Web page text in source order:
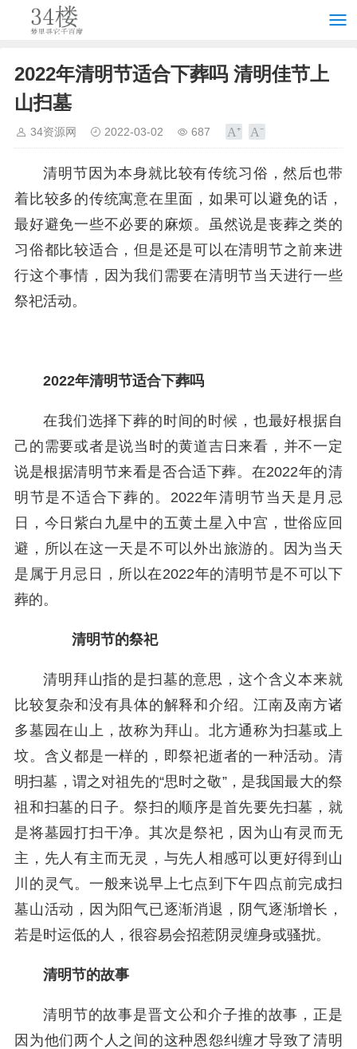
2022年清明节适合下葬吗 清明佳节上
山扫墓
34资源网 2022-03-02 687
清明节因为本身就比较有传统习俗，然后也带
着比较多的传统寓意在里面，如果可以避免的话，
最好避免一些不必要的麻烦。虽然说是丧葬之类的
习俗都比较适合，但是还是可以在清明节之前来进
行这个事情，因为我们需要在清明节当天进行一些
祭祀活动。
2022年清明节适合下葬吗
在我们选择下葬的时间的时候，也最好根据自
己的需要或者是说当时的黄道吉日来看，并不一定
说是根据清明节来看是否合适下葬。在2022年的清
明节是不适合下葬的。2022年清明节当天是月忌
日，今日紫白九星中的五黄土星入中宫，世俗应回
避，所以在这一天是不可以外出旅游的。因为当天
是属于月忌日，所以在2022年的清明节是不可以下
葬的。
清明节的祭祀
清明拜山指的是扫墓的意思，这个含义本来就
比较复杂和没有具体的解释和介绍。江南及南方诸
多墓园在山上，故称为拜山。北方通称为扫墓或上
坟。含义都是一样的，即祭祀逝者的一种活动。清
明扫墓，谓之对祖先的“思时之敬”，是我国最大的祭
祖和扫墓的日子。祭扫的顺序是首先要先扫墓，就
是将墓园打扫干净。其次是祭祀，因为山有灵而无
主，先人有主而无灵，与先人相感可以更好得到山
川的灵气。一般来说早上七点到下午四点前完成扫
墓山活动，因为阳气已逐渐消退，阴气逐渐增长，
若是时运低的人，很容易会招惹阴灵缠身或骚扰。
清明节的故事
清明节的故事是晋文公和介子推的故事，正是
因为他们两个人之间的这种恩怨纠缠才导致了清明